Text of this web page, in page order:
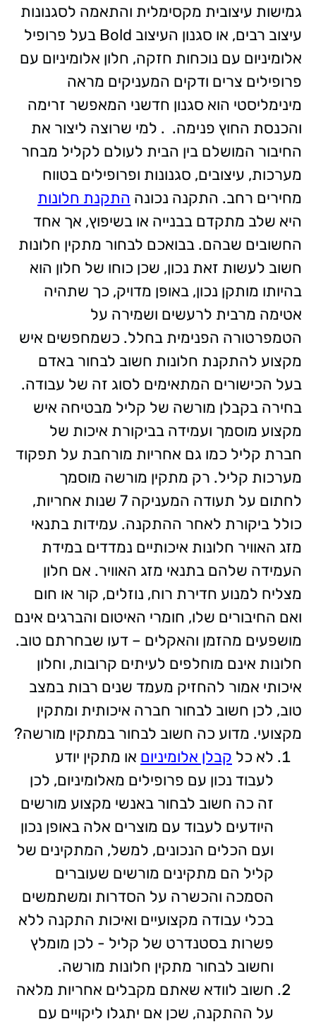
גמישות עיצובית מקסימלית והתאמה לסגנונות
עיצוב רבים, או סגנון העיצוב Bold בעל פרופיל
אלומיניום עם נוכחות חזקה, חלון אלומיניום עם
פרופילים צרים ודקים המעניקים מראה
מינימליסטי הוא סגנון חדשני המאפשר זרימה
והכנסת החוץ פנימה. . למי שרוצה ליצור את
החיבור המושלם בין הבית לעולם לקליל מבחר
מערכות, עיצובים, סגנונות ופרופילים בטווח
מחירים רחב. התקנה נכונה התקנת חלונות
היא שלב מתקדם בבנייה או בשיפוץ, אך אחד
החשובים שבהם. בבואכם לבחור מתקין חלונות
חשוב לעשות זאת נכון, שכן כוחו של חלון הוא
בהיותו מותקן נכון, באופן מדויק, כך שתהיה
אטימה מרבית לרעשים ושמירה על
הטמפרטורה הפנימית בחלל. כשמחפשים איש
מקצוע להתקנת חלונות חשוב לבחור באדם
בעל הכישורים המתאימים לסוג זה של עבודה.
בחירה בקבלן מורשה של קליל מבטיחה איש
מקצוע מוסמך ועמידה בביקורת איכות של
חברת קליל כמו גם אחריות מורחבת על תפקוד
מערכות קליל. רק מתקין מורשה מוסמך
לחתום על תעודה המעניקה 7 שנות אחריות,
כולל ביקורת לאחר ההתקנה. עמידות בתנאי
מזג האוויר חלונות איכותיים נמדדים במידת
העמידה שלהם בתנאי מזג האוויר. אם חלון
מצליח למנוע חדירת רוח, נוזלים, קור או חום
ואם החיבורים שלו, חומרי האיטום והברגים אינם
מושפעים מהזמן והאקלים – דעו שבחרתם טוב.
חלונות אינם מוחלפים לעיתים קרובות, וחלון
איכותי אמור להחזיק מעמד שנים רבות במצב
טוב, לכן חשוב לבחור חברה איכותית ומתקין
מקצועי. מדוע כה חשוב לבחור במתקין מורשה?
לא כל קבלן אלומיניום או מתקין יודע
לעבוד נכון עם פרופילים מאלומיניום, לכן
זה כה חשוב לבחור באנשי מקצוע מורשים
היודעים לעבוד עם מוצרים אלה באופן נכון
ועם הכלים הנכונים, למשל, המתקינים של
קליל הם מתקינים מורשים שעוברים
הסמכה והכשרה על הסדרות ומשתמשים
בכלי עבודה מקצועיים ואיכות התקנה ללא
פשרות בסטנדרט של קליל - לכן מומלץ
וחשוב לבחור מתקין חלונות מורשה.
חשוב לוודא שאתם מקבלים אחריות מלאה
על ההתקנה, שכן אם יתגלו ליקויים עם